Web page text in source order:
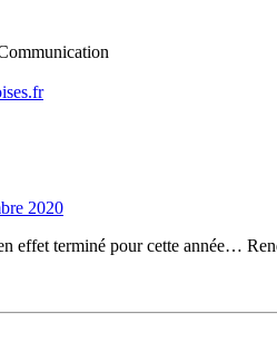
2020
effet terminé pour cette année…